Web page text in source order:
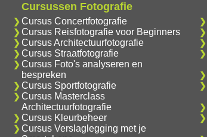
Cursussen Fotografie
Cursus Concertfotografie
Cursus Reisfotografie voor Beginners
Cursus Architectuurfotografie
Cursus Straatfotografie
Cursus Foto's analyseren en
bespreken
Cursus Sportfotografie
Cursus Masterclass
Architectuurfotografie
Cursus Kleurbeheer
Cursus Verslaglegging met je